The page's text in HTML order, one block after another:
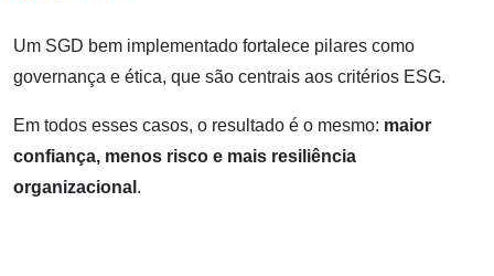
Um SGD bem implementado fortalece pilares como
governança e ética, que são centrais aos critérios ESG.
Em todos esses casos, o resultado é o mesmo: maior
confiança, menos risco e mais resiliência
organizacional .